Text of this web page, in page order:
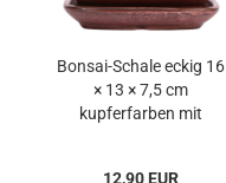
Bonsai-Schale eckig 16
× 13 × 7,5 cm
kupferfarben mit
12,90 EUR